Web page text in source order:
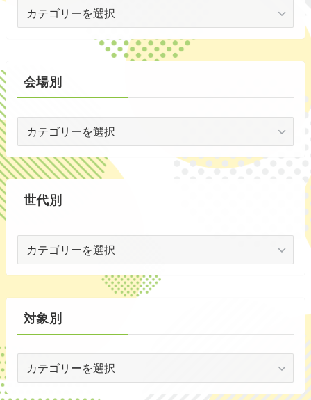
(19)
(1)
(5)
(29)
別
会場別
別
世代別
別
対象別
別